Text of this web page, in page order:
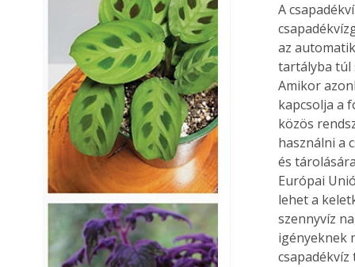
A
az
tartályba túl
Amikor
kapcsolja a
közös
használni a
és
Európai
lehet a
szennyvíz
igényeknek